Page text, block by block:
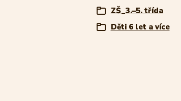
ZŠ_3.–5. třída
Děti 6 let a více